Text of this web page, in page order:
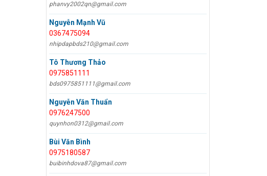
phanvy2002qn@gmail.com
Nguyễn Mạnh Vũ
0367475094
nhipdapbds210@gmail.com
Tô Thương Thảo
0975851111
bds0975851111@gmail.com
Nguyễn Văn Thuẩn
0976247500
quynhon0312@gmail.com
Bùi Văn Bình
0975180587
buibinhdova87@gmail.com